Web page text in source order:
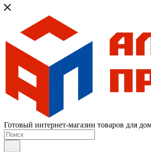
Готовый интернет-магазин товаров для